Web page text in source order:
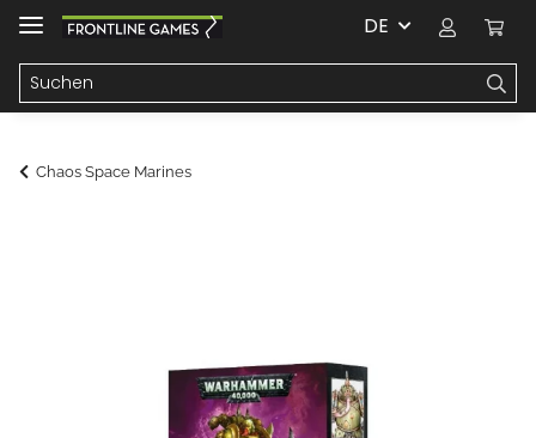
DE
Chaos Space Marines